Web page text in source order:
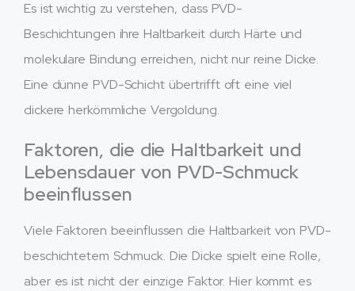
Es ist wichtig zu verstehen, dass PVD-
Beschichtungen ihre Haltbarkeit durch Härte und
molekulare Bindung erreichen, nicht nur reine Dicke.
Eine dünne PVD-Schicht übertrifft oft eine viel
dickere herkömmliche Vergoldung.
Faktoren, die die Haltbarkeit und
Lebensdauer von PVD-Schmuck
beeinflussen
Viele Faktoren beeinflussen die Haltbarkeit von PVD-
beschichtetem Schmuck. Die Dicke spielt eine Rolle,
aber es ist nicht der einzige Faktor. Hier kommt es